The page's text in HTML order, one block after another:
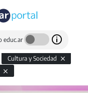
educ.ar
Cultura y Sociedad